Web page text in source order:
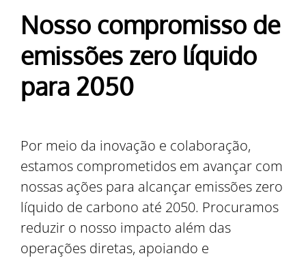
Nosso compromisso de
emissões zero líquido
para 2050
Por meio da inovação e colaboração,
estamos comprometidos em avançar com
nossas ações para alcançar emissões zero
líquido de carbono até 2050. Procuramos
reduzir o nosso impacto além das
operações diretas, apoiando e